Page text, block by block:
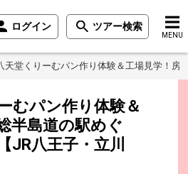
ログイン ツアー検索
MENU
天堂くりーむパン作り体験＆工場見学！
むパン作り体験＆
半島道の駅めぐ
JR八王子・立川